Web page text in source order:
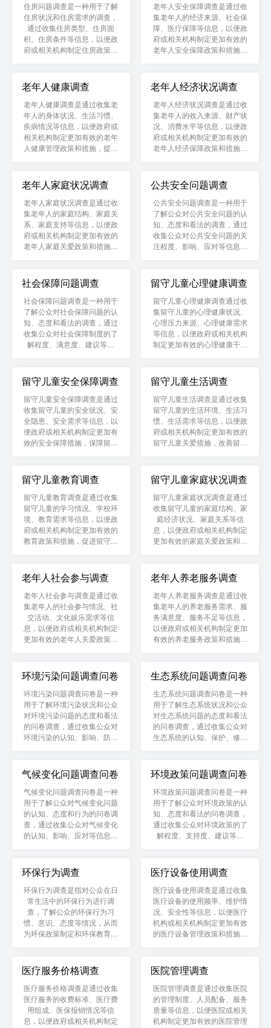
住房问题调查是一种用于了解
住房状况和住房需求的调查，
通过收集住房类型、住房面
积、住房条件等信息，以便政
府或相关机构制定住房政策，
老年人安全保障调查是通过收
集老年人的经济来源、社会保
障、医疗保障等信息，以便政
府或相关机构制定更加有效的
老年人安全保障政策和措施，
老年人健康调查
老年人健康调查是通过收集老
年人的身体状况、生活习惯、
疾病情况等信息，以便政府或
相关机构制定更加有效的老年
人健康管理政策和措施，提高
老年人经济状况调查
老年人经济状况调查是通过收
集老年人的收入来源、财产状
况、消费水平等信息，以便政
府或相关机构制定更加有效的
老年人经济保障政策和措施，
老年人家庭状况调查
老年人家庭状况调查是通过收
集老年人的家庭结构、家庭关
系、家庭支持等信息，以便政
府或相关机构制定更加有效的
老年人家庭关爱政策和措施，
公共安全问题调查
公共安全问题调查是一种用于
了解公众对公共安全问题的认
知、态度和看法的调查，通过
收集公众对公共安全问题的关
注程度、影响、应对等信息，
保障公众生命财产安全。
社会保障问题调查
社会保障问题调查是一种用于
了解公众对社会保障问题的认
知、态度和看法的调查，通过
收集公众对社会保障制度的了
解程度、满意度、建议等信
会保障政策，保障公众的基本
生活需求。
留守儿童心理健康调查
留守儿童心理健康调查通过收
集留守儿童的心理健康状况、
心理压力来源、心理健康需求
等信息，以便政府或相关机构
制定更加有效的心理健康干预
留守儿童安全保障调查
留守儿童安全保障调查是通过
收集留守儿童的安全状况、安
全隐患、安全需求等信息，以
便政府或相关机构制定更加有
效的安全保障措施，保障留守
留守儿童生活调查
留守儿童生活调查是通过收集
留守儿童的生活环境、生活习
惯、生活需求等信息，以便政
府或相关机构制定更加有效的
留守儿童关爱措施，改善留守
留守儿童教育调查
留守儿童教育调查是通过收集
留守儿童的学习情况、学校环
境、教育需求等信息，以便政
府或相关机构制定更加有效的
教育政策和措施，促进留守儿
留守儿童家庭状况调查
留守儿童家庭状况调查是通过
收集留守儿童的家庭结构、家
庭经济状况、家庭关系等信
息，以便政府或相关机构制定
更加有效的家庭关爱政策和措
老年人社会参与调查
老年人社会参与调查是通过收
集老年人的社会参与情况、社
交活动、文化娱乐需求等信
息，以便政府或相关机构制定
更加有效的老年人关爱政策和
老年人养老服务调查
老年人养老服务调查是通过收
集老年人的养老服务需求、服
务满意度、服务不足等信息，
以便政府或相关机构制定更加
有效的养老服务政策和措施，
环境污染问题调查问卷
环境污染问题调查问卷是一种
用于了解环境污染状况和公众
对环境污染问题的态度和看法
的问卷调查，通过收集公众对
环境污染的认知、影响、防治
质量，保障公众健康。
生态系统问题调查问卷
生态系统问题调查问卷是一种
用于了解生态系统状况和公众
对生态系统问题的态度和看法
的问卷调查，通过收集公众对
生态系统的认知、保护、修复
平衡和可持续发展。
气候变化问题调查问卷
气候变化问题调查问卷是一种
用于了解公众对气候变化问题
的认知、态度和行为的问卷调
查，通过收集公众对气候变化
的认知、影响、应对等信息，
可持续发展。
环境政策问题调查问卷
环境政策问题调查问卷是一种
用于了解公众对环境政策的认
知、态度和看法的问卷调查，
通过收集公众对环境政策的了
解程度、支持度、建议等信
策，促进环境保护和可持续发
展。
环保行为调查
环保行为调查是指对公众在日
常生活中的环保行为进行调
查，了解公众的环保行为习
惯、意识、态度等情况，从而
为环保政策制定和环保教育提
医疗设备使用调查
医疗设备使用调查是通过收集
医疗设备的使用频率、维护情
况、安全性等信息，以便医疗
机构或相关机构制定更加有效
的医疗设备管理政策和措施，
医疗服务价格调查
医疗服务价格调查是通过收集
医疗服务的收费标准、医疗费
用组成、医保报销情况等信
息，以便政府或相关机构制定
医院管理调查
医院管理调查是通过收集医院
的管理制度、人员配备、服务
质量等信息，以便医院或相关
机构制定更加有效的医院管理